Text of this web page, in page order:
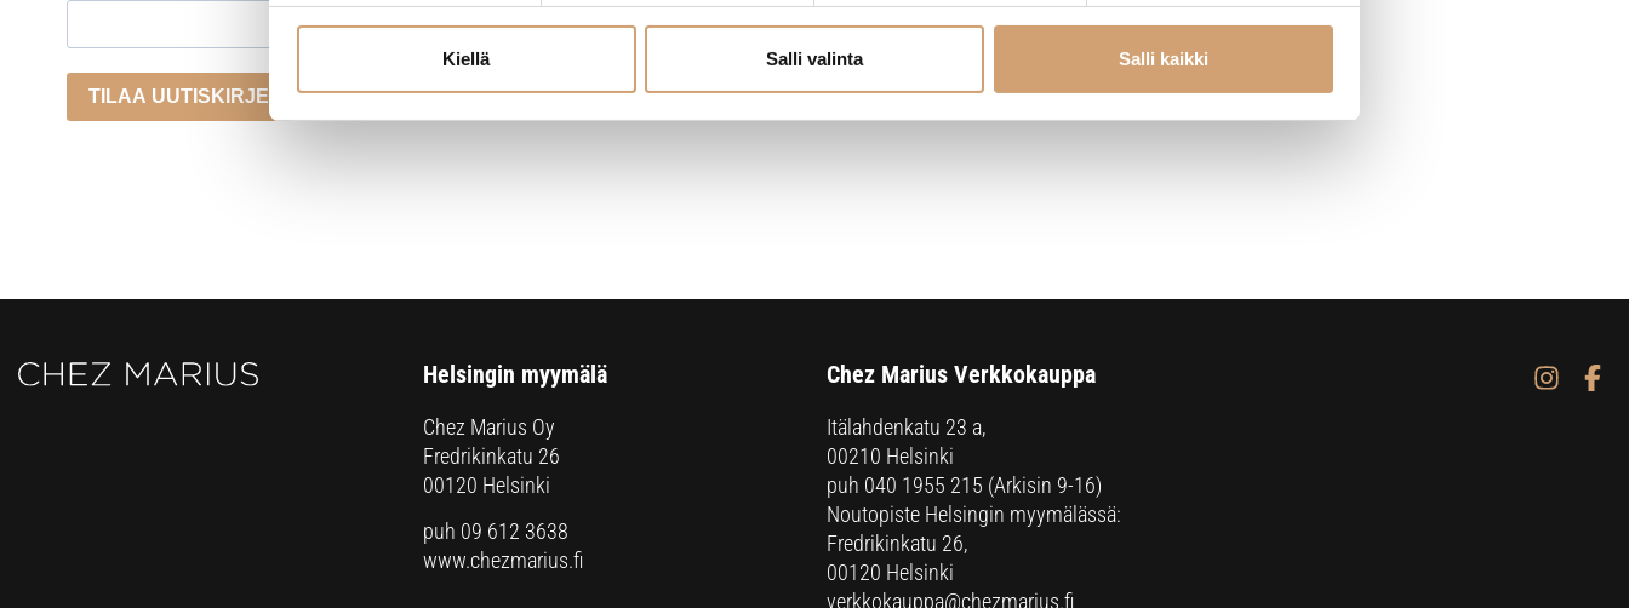
Kiellä Salli valinta Salli kaikki
TILAA UUTISKIRJE
Helsingin myymälä
Chez Marius Oy
Fredrikinkatu 26
00120 Helsinki
puh 09 612 3638
www.chezmarius.fi
Chez Marius Verkkokauppa
Itälahdenkatu 23 a,
00210 Helsinki
puh 040 1955 215 (Arkisin 9-16)
Noutopiste Helsingin myymälässä:
Fredrikinkatu 26,
00120 Helsinki
verkkokauppa@chezmarius.fi